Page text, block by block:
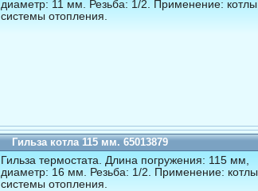
диаметр: 11 мм. Резьба: 1/2. Применение: котлы,
системы отопления.
Гильза котла 115 мм. 65013879
Гильза термостата. Длина погружения: 115 мм,
диаметр: 16 мм. Резьба: 1/2. Применение: котлы,
системы отопления.